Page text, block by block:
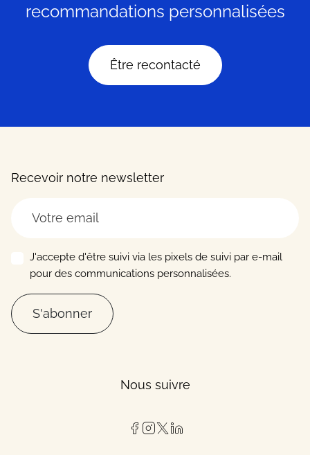
recommandations personnalisées
Être recontacté
Recevoir notre newsletter
J'accepte d'être suivi via les pixels de suivi par e-mail
pour des communications personnalisées.
S'abonner
Nous suivre